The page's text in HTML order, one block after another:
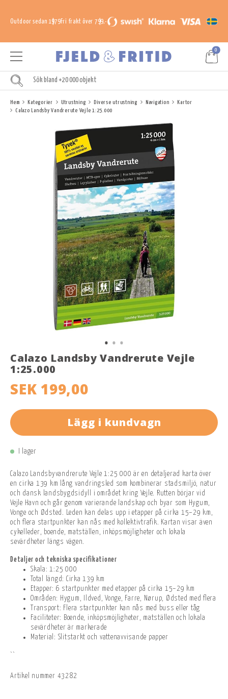
Outdoor sedan 1979Fri frakt över 799,-
0
Hem Kategorier Utrustning Diverse utrustning Navigation
Kartor
Calazo Landsby Vandrerute Vejle 1:25.000
Calazo Landsby Vandrerute Vejle
1:25.000
SEK 199,00
Lägg i kundvagn
I lager
Calazo Landsbyvandrerute Vejle 1:25 000 är en detaljerad karta över
en cirka 139 km lång vandringsled som kombinerar stadsmiljö, natur
och dansk landsbygdsidyll i området kring Vejle. Rutten börjar vid
Vejle Havn och går genom varierande landskap och byar som Hygum,
Vonge och Ødsted. Leden kan delas upp i etapper på cirka 15–29 km,
och flera startpunkter kan nås med kollektivtrafik. Kartan visar även
cykelleder, boende, matställen, inköpsmöjligheter och lokala
sevärdheter längs vägen.
Detaljer och tekniska specifikationer
Skala: 1:25 000
Total längd: Cirka 139 km
Etapper: 6 startpunkter med etapper på cirka 15–29 km
Områden: Hygum, Ildved, Vonge, Farre, Nørup, Ødsted med flera
Transport: Flera startpunkter kan nås med buss eller tåg
Faciliteter: Boende, inköpsmöjligheter, matställen och lokala
sevärdheter är markerade
Material: Slitstarkt och vattenavvisande papper
``
Artikel nummer 43282